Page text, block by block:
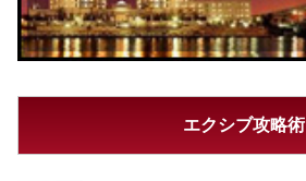
エクシブ攻略術